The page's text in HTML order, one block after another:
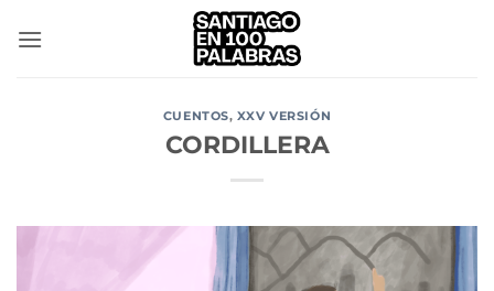
CUENTOS, XXV VERSIÓN
CORDILLERA